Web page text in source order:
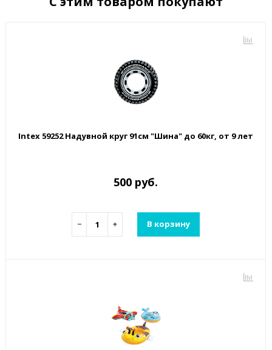
Intex 59252 Надувной круг 91см "Шина" до 60кг, от 9 лет
500 руб.
− + В корзину